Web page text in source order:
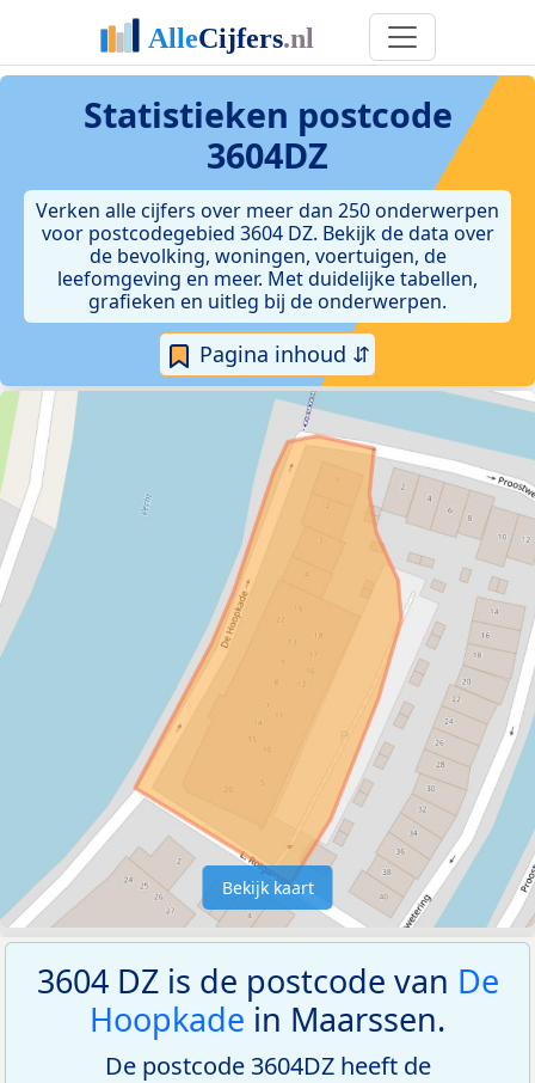
Statistieken postcode
3604DZ
Verken alle cijfers over meer dan 250 onderwerpen
voor postcodegebied 3604 DZ. Bekijk de data over
de bevolking, woningen, voertuigen, de
leefomgeving en meer. Met duidelijke tabellen,
grafieken en uitleg bij de onderwerpen.
Pagina inhoud ⇵
Bekijk kaart
3604 DZ is de postcode van De
Hoopkade in Maarssen.
De postcode 3604DZ heeft de